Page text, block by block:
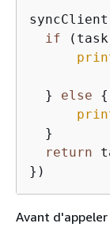
if
  }
else
{
  }
return
Avant d'appeler